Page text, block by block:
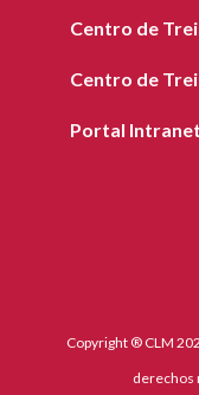
Centro de
Centro de
Portal
Copyright ® CLM
derechos